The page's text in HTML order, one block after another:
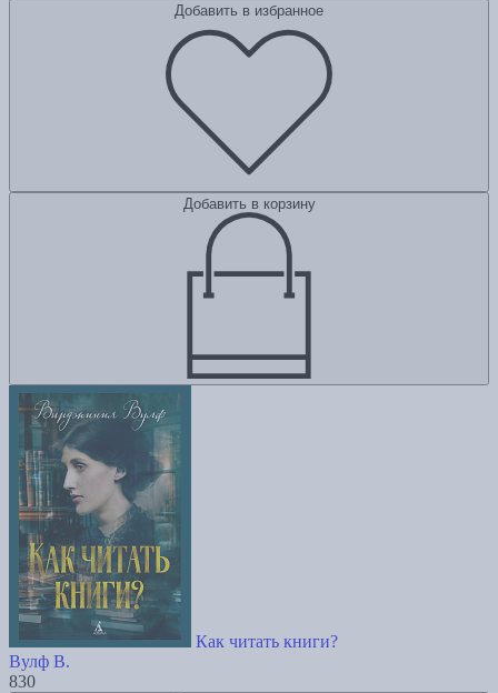
Добавить в избранное
Добавить в корзину
Как читать книги?
Вулф В.
830